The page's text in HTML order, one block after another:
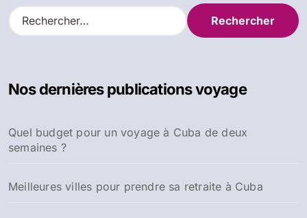
R
e
r
e
r
Nos dernières publications voyage
Quel budget pour un voyage à Cuba de deux
semaines ?
Meilleures villes pour prendre sa retraite à Cuba